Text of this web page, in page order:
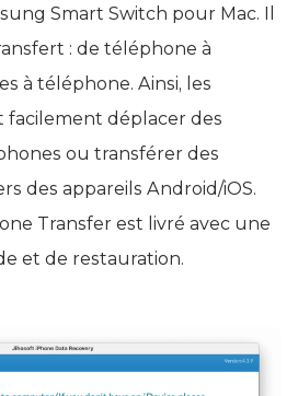
Smart Switch pour Mac. Il
: de téléphone à
à téléphone. Ainsi, les
déplacer des
ou transférer des
des appareils Android/iOS.
Transfer est livré avec une
et de restauration.